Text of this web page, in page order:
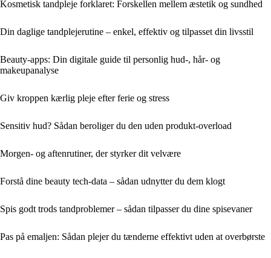
Kosmetisk tandpleje forklaret: Forskellen mellem æstetik og sundhed
Din daglige tandplejerutine – enkel, effektiv og tilpasset din livsstil
Beauty-apps: Din digitale guide til personlig hud-, hår- og
makeupanalyse
Giv kroppen kærlig pleje efter ferie og stress
Sensitiv hud? Sådan beroliger du den uden produkt-overload
Morgen- og aftenrutiner, der styrker dit velvære
Forstå dine beauty tech-data – sådan udnytter du dem klogt
Spis godt trods tandproblemer – sådan tilpasser du dine spisevaner
Pas på emaljen: Sådan plejer du tænderne effektivt uden at overbørste